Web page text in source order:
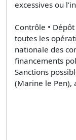
excessives ou
Contrôle •
toutes les
nationale des
financements
Sanctions
(Marine le Pen),